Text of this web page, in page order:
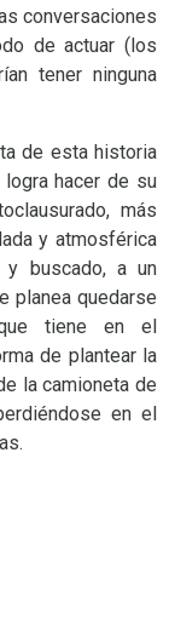
conversaciones
de actuar (los
tener ninguna
de esta historia
hacer de su
más
y atmosférica
y buscado, a un
planea quedarse
tiene en el
de plantear la
la camioneta de
en el